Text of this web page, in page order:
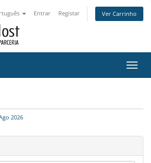
Entrar Registar Ver Carrinho
2026